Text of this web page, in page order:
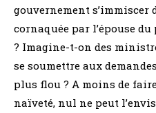
gouvernement s’immiscer
cornaquée par l’épouse
? Imagine-t-on des
se soumettre aux
plus flou ? A moins de
naïveté, nul ne peut